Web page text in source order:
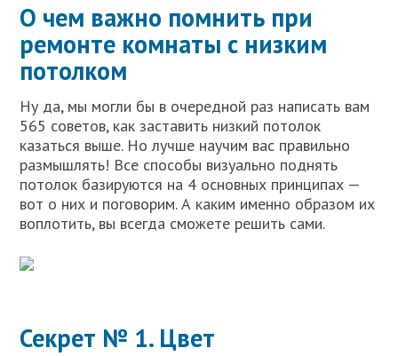
О чем важно помнить при
ремонте комнаты с низким
потолком
Ну да, мы могли бы в очередной раз написать вам
565 советов, как заставить низкий потолок
казаться выше. Но лучше научим вас правильно
размышлять! Все способы визуально поднять
потолок базируются на 4 основных принципах —
вот о них и поговорим. А каким именно образом их
воплотить, вы всегда сможете решить сами.
Секрет № 1. Цвет